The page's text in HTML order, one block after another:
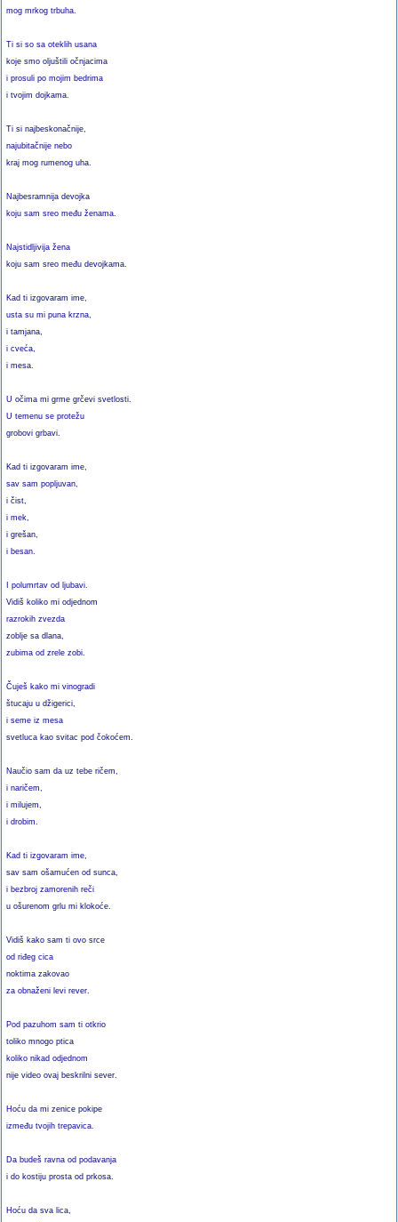
mog mrkog trbuha.
Ti si so sa oteklih usana
koje smo oljuštili očnjacima
i prosuli po mojim bedrima
i tvojim dojkama.
Ti si najbeskonačnije,
najubitačnije nebo
kraj mog rumenog uha.
Najbesramnija devojka
koju sam sreo među ženama.
Najstidljivija žena
koju sam sreo među devojkama.
Kad ti izgovaram ime,
usta su mi puna krzna,
i tamjana,
i cveća,
i mesa.
U očima mi grme grčevi svetlosti.
U temenu se protežu
grobovi grbavi.
Kad ti izgovaram ime,
sav sam popljuvan,
i čist,
i mek,
i grešan,
i besan.
I polumrtav od ljubavi.
Vidiš koliko mi odjednom
razrokih zvezda
zoblje sa dlana,
zubima od zrele zobi.
Čuješ kako mi vinogradi
štucaju u džigerici,
i seme iz mesa
svetluca kao svitac pod čokoćem.
Naučio sam da uz tebe ričem,
i naričem,
i milujem,
i drobim.
Kad ti izgovaram ime,
sav sam ošamućen od sunca,
i bezbroj zamorenih reči
u ošurenom grlu mi klokoće.
Vidiš kako sam ti ovo srce
od riđeg cica
noktima zakovao
za obnaženi levi rever.
Pod pazuhom sam ti otkrio
toliko mnogo ptica
koliko nikad odjednom
nije video ovaj beskrilni sever.
Hoću da mi zenice pokipe
između tvojih trepavica.
Da budeš ravna od podavanja
i do kostiju prosta od prkosa.
Hoću da sva lica,